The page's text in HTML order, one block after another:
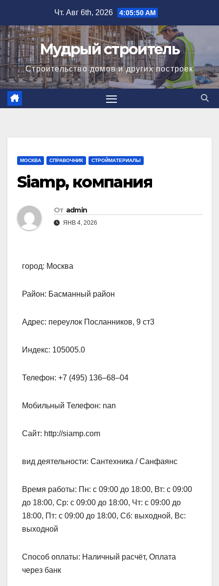
содержимому
Чт. Авг 6th, 2026 4:05:50 AM
Мудрый строитель
Строительство домов и других построек
МОСКВА СПРАВОЧНИК СТРОЙМАТЕРИАЛЫ
Siamp, компания
От admin
ЯНВ 4, 2026
город: Москва
Район: Басманный район
Адрес: переулок Посланников, 9 ст3
Индекс: 105005.0
Телефон: +7 (495) 136‒68‒04
Мобильный Телефон: nan
Сайт: http://siamp.com
вид деятельности: Сантехника / Санфаянс
Время работы: Пн: с 09:00 до 18:00, Вт: с 09:00
до 18:00, Ср: с 09:00 до 18:00, Чт: с 09:00 до
18:00, Пт: с 09:00 до 18:00, Сб: выходной, Вс:
выходной
Способ оплаты: Наличный расчёт, Оплата
через банк